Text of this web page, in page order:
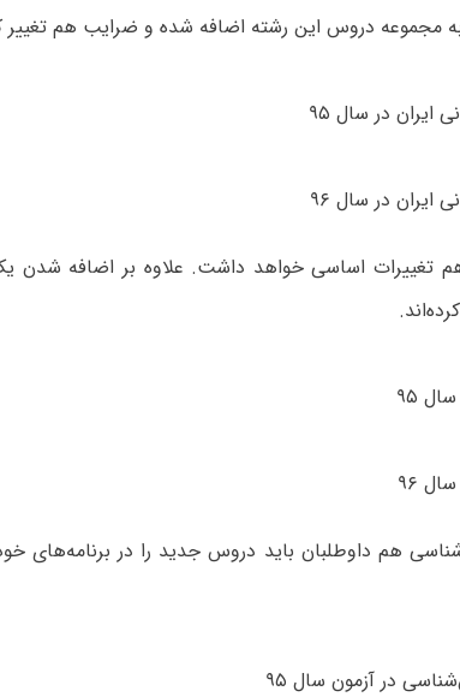
دروس این رشته اضافه شده و ضرایب هم تغییر
ایران در سال ۹۵
ایران در سال ۹۶
تغییرات اساسی خواهد داشت. علاوه بر اضافه شدن
۹۵
۹۶
هم داوطلبان باید دروس جدید را در برنامه‌های
در آزمون سال ۹۵